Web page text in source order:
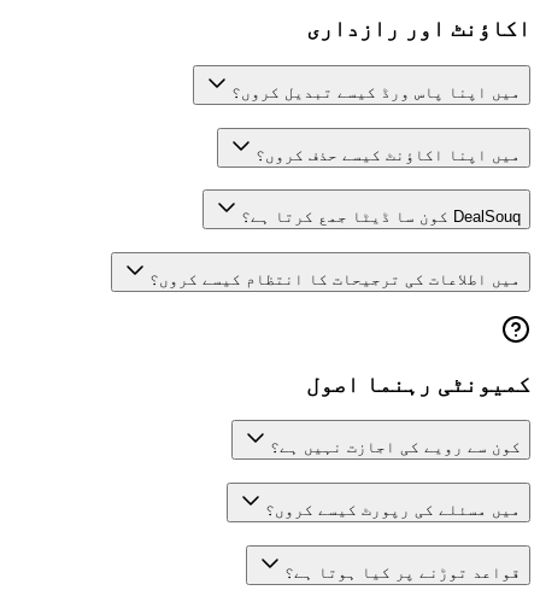
اکاؤنٹ اور رازداری
میں اپنا پاس ورڈ کیسے تبدیل کروں؟
میں اپنا اکاؤنٹ کیسے حذف کروں؟
DealSouq کون سا ڈیٹا جمع کرتا ہے؟
میں اطلاعات کی ترجیحات کا انتظام کیسے کروں؟
کمیونٹی رہنما اصول
کون سے رویے کی اجازت نہیں ہے؟
میں مسئلے کی رپورٹ کیسے کروں؟
قواعد توڑنے پر کیا ہوتا ہے؟